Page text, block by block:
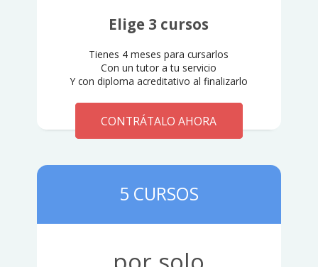
Elige 3 cursos
Tienes 4 meses para cursarlos
Con un tutor a tu servicio
Y con diploma acreditativo al finalizarlo
CONTRÁTALO AHORA
5 CURSOS